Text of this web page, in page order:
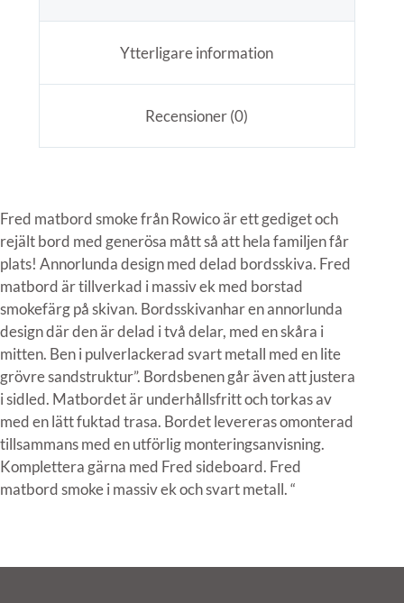
Ytterligare information
Recensioner (0)
Fred matbord smoke från Rowico är ett gediget och
rejält bord med generösa mått så att hela familjen får
plats! Annorlunda design med delad bordsskiva. Fred
matbord är tillverkad i massiv ek med borstad
smokefärg på skivan. Bordsskivanhar en annorlunda
design där den är delad i två delar, med en skåra i
mitten. Ben i pulverlackerad svart metall med en lite
grövre sandstruktur”. Bordsbenen går även att justera
i sidled. Matbordet är underhållsfritt och torkas av
med en lätt fuktad trasa. Bordet levereras omonterad
tillsammans med en utförlig monteringsanvisning.
Komplettera gärna med Fred sideboard. Fred
matbord smoke i massiv ek och svart metall. “